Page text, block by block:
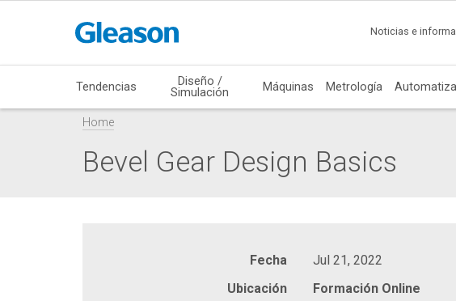
Noticias e
Tendencias Diseño /
Simulación Máquinas Metrología
Home
Bevel Gear Design Basics
Fecha
Jul 21, 2022
Ubicación
Formación Online